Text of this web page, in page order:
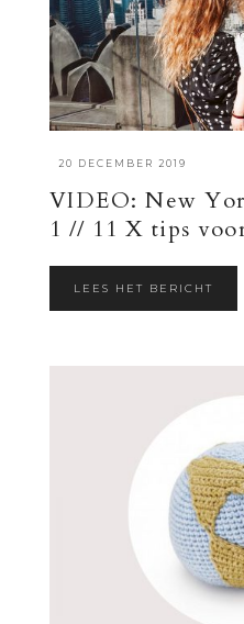
20 DECEMBER 2019
VIDEO: New
1 // 11 X tips
LEES HET BERICHT